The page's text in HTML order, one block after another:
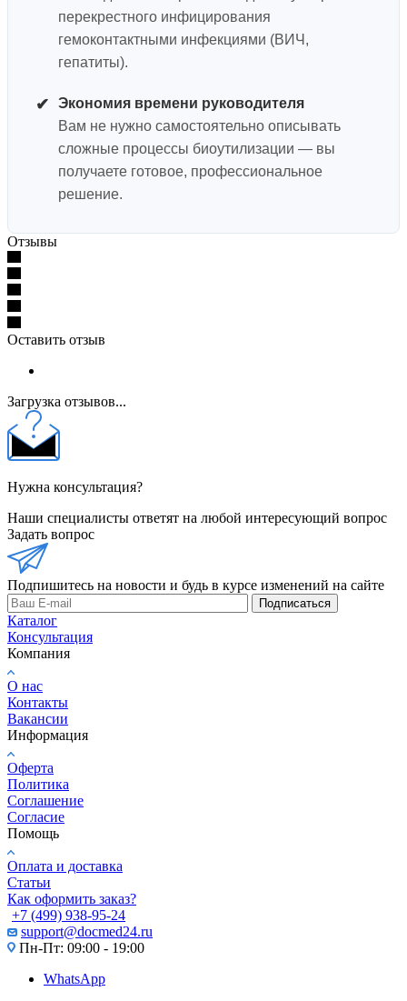
перекрестного инфицирования
гемоконтактными инфекциями (ВИЧ,
гепатиты).
✔
Экономия времени руководителя
Вам не нужно самостоятельно описывать
сложные процессы биоутилизации — вы
получаете готовое, профессиональное
решение.
Отзывы
Оставить отзыв
Загрузка отзывов...
Нужна консультация?
Наши специалисты ответят на любой интересующий вопрос
Задать вопрос
Подпишитесь на новости и будь в курсе изменений на сайте
Подписаться
Каталог
Консультация
Компания
О нас
Контакты
Вакансии
Информация
Оферта
Политика
Соглашение
Согласие
Помощь
Оплата и доставка
Статьи
Как оформить заказ?
+7 (499) 938-95-24
support@docmed24.ru
Пн-Пт: 09:00 - 19:00
WhatsApp